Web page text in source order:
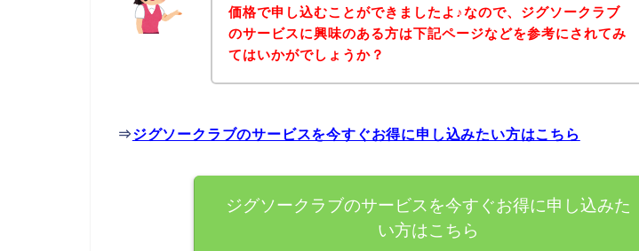
価格で申し込むことができましたよ♪なので、ジグソークラブ
のサービスに興味のある方は下記ページなどを参考にされてみ
てはいかがでしょうか？
⇒ジグソークラブのサービスを今すぐお得に申し込みたい方はこちら
ジグソークラブのサービスを今すぐお得に申し込みた
い方はこちら